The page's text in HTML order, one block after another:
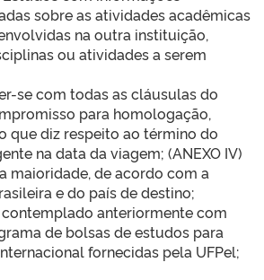
sobre as atividades acadêmicas
na outra instituição,
ou atividades a serem
se com todas as cláusulas do
para homologação,
que diz respeito ao término do
na data da viagem; (ANEXO IV)
maioridade, de acordo com a
e do país de destino;
anteriormente com
de bolsas de estudos para
fornecidas pela UFPel;